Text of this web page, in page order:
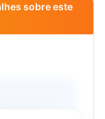
sobre este